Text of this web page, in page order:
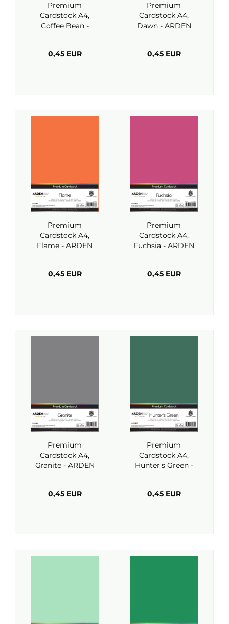
Premium
Cardstock A4,
Coffee Bean -
0,45 EUR
Premium
Cardstock A4,
Dawn - ARDEN
0,45 EUR
Premium
Cardstock A4,
Flame - ARDEN
0,45 EUR
Premium
Cardstock A4,
Fuchsia - ARDEN
0,45 EUR
Premium
Cardstock A4,
Granite - ARDEN
0,45 EUR
Premium
Cardstock A4,
Hunter's Green -
0,45 EUR